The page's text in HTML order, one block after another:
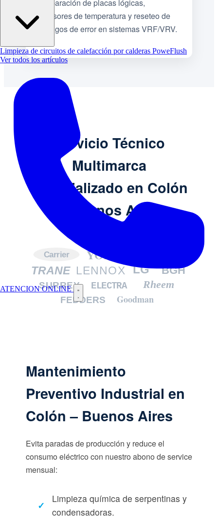
Limpieza de circuitos de calefacción por calderas PoweFlush
Ver todos los artículos
ATENCION ONLINE
Reparación de placas lógicas,
sensores de temperatura y reseteo de
códigos de error en sistemas VRF/VRV.
Servicio Técnico
Multimarca
Especializado en Colón
– Buenos Aires
Carrier YORK
TRANE LENNOX LG BGH
SURREY ELECTRA Rheem
FEDDERS Goodman
Mantenimiento
Preventivo Industrial en
Colón – Buenos Aires
Evita paradas de producción y reduce el
consumo eléctrico con nuestro abono de service
mensual:
Limpieza química de serpentinas y
condensadoras.